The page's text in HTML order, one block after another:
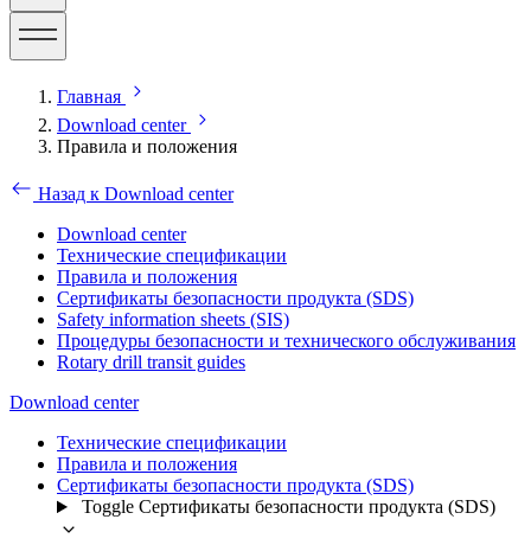
Главная
Download center
Правила и положения
Назад к Download center
Download center
Технические спецификации
Правила и положения
Сертификаты безопасности продукта (SDS)
Safety information sheets (SIS)
Процедуры безопасности и технического обслуживания
Rotary drill transit guides
Download center
Технические спецификации
Правила и положения
Сертификаты безопасности продукта (SDS)
Toggle Сертификаты безопасности продукта (SDS)